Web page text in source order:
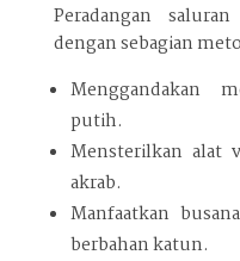
Peradangan
dengan sebagian
Menggandakan
putih.
Mensterilkan alat
akrab.
Manfaatkan
berbahan katun.